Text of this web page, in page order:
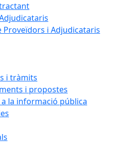
Proveïdors i Adjudicataris
i tràmits
i propostes
a la informació pública